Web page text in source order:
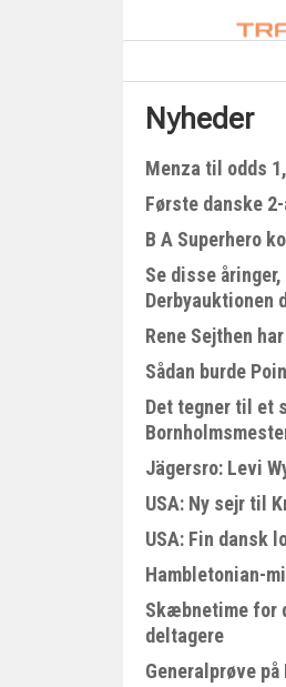
Nyheder
Menza til odds
Første danske
B A Superhero
Se disse
Derbyauktionen
Rene Sejthen
Sådan burde
Det tegner til et
Jägersro: Levi
USA: Ny sejr til
USA: Fin dansk
Hambletonian-
Skæbnetime for
deltagere
Generalprøve